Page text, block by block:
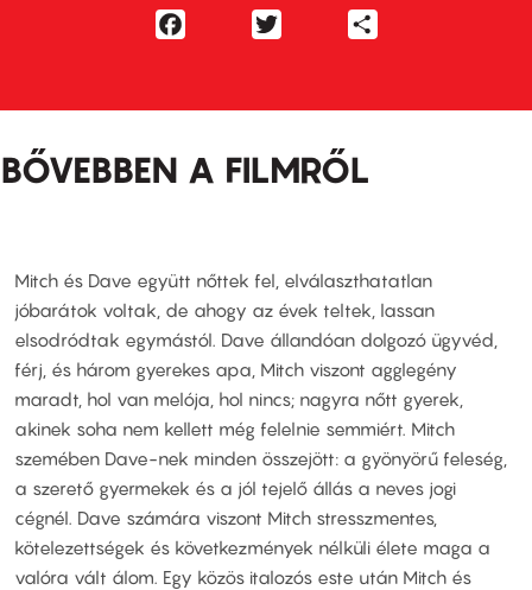
Facebook
BŐVEBBEN A FILMRŐL
Mitch és Dave együtt nőttek fel, elválaszthatatlan
jóbarátok voltak, de ahogy az évek teltek, lassan
elsodródtak egymástól. Dave állandóan dolgozó ügyvéd,
férj, és három gyerekes apa, Mitch viszont agglegény
maradt, hol van melója, hol nincs; nagyra nőtt gyerek,
akinek soha nem kellett még felelnie semmiért. Mitch
szemében Dave-nek minden összejött: a gyönyörű feleség,
a szerető gyermekek és a jól tejelő állás a neves jogi
cégnél. Dave számára viszont Mitch stresszmentes,
kötelezettségek és következmények nélküli élete maga a
valóra vált álom. Egy közös italozós este után Mitch és